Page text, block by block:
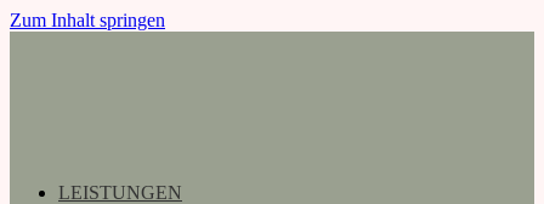
Zum Inhalt springen
LEISTUNGEN